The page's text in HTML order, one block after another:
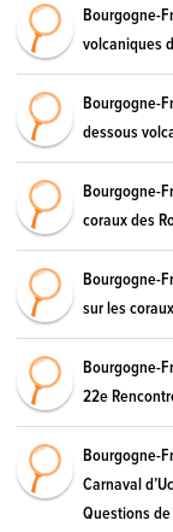
Bourgogne-
volcaniques
Bourgogne-
dessous
Bourgogne-
coraux des
Bourgogne-
sur les
Bourgogne-
22e
Bourgogne-
Carnaval
Questions